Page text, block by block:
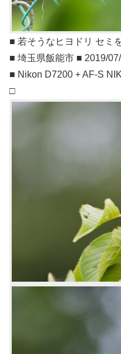
■ 若そうなヒヨドリ セミ
■ 埼玉県飯能市 ■ 2019/
■ Nikon D7200 + AF-S
□